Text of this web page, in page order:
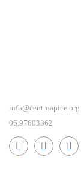
info@centroapice.org
06.97603362